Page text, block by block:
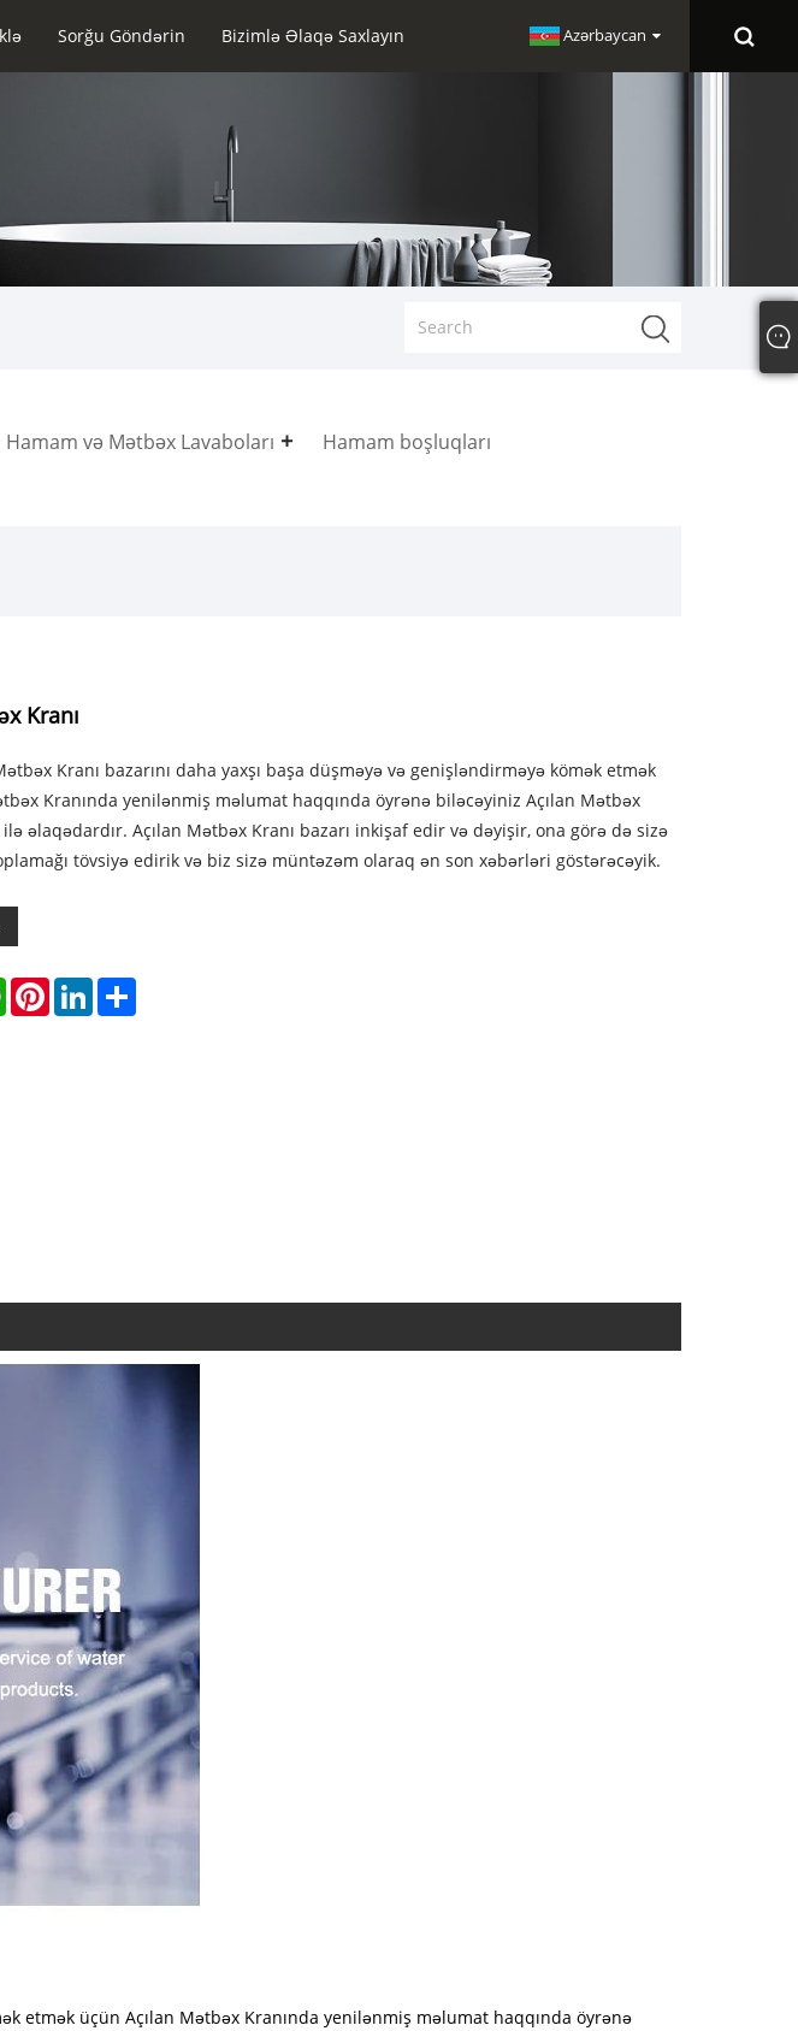
Sorğu Göndərin Bizimlə Əlaqə Saxlayın Azərbaycan
Hamam və Mətbəx Lavaboları Hamam boşluqları
Kranı
Kranı bazarını daha yaxşı başa düşməyə və genişləndirməyə kömək etmək
Kranında yenilənmiş məlumat haqqında öyrənə biləcəyiniz Açılan Mətbəx
əlaqədardır. Açılan Mətbəx Kranı bazarı inkişaf edir və dəyişir, ona görə də sizə
tövsiyə edirik və biz sizə müntəzəm olaraq ən son xəbərləri göstərəcəyik.
WhatsAppPinterestLinkedIn
etmək üçün Açılan Mətbəx Kranında yenilənmiş məlumat haqqında öyrənə